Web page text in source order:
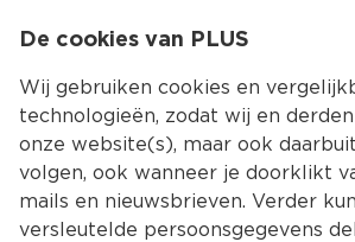
Terug
De cookies van PLUS
Wij gebruiken cookies en
technologieën, zodat wij en
onze website(s), maar ook
volgen, ook wanneer je doorklikt
mails en nieuwsbrieven. Verder
versleutelde persoonsgegevens